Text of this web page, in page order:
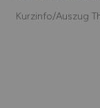
Kurzinfo/Auszug